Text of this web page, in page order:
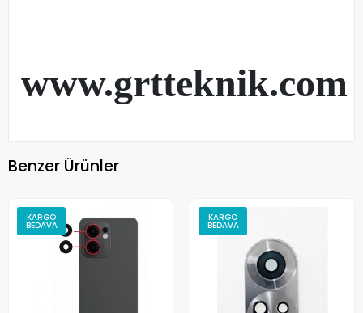
www.grtteknik.com
Benzer Ürünler
KARGO
BEDAVA
KARGO
BEDAVA